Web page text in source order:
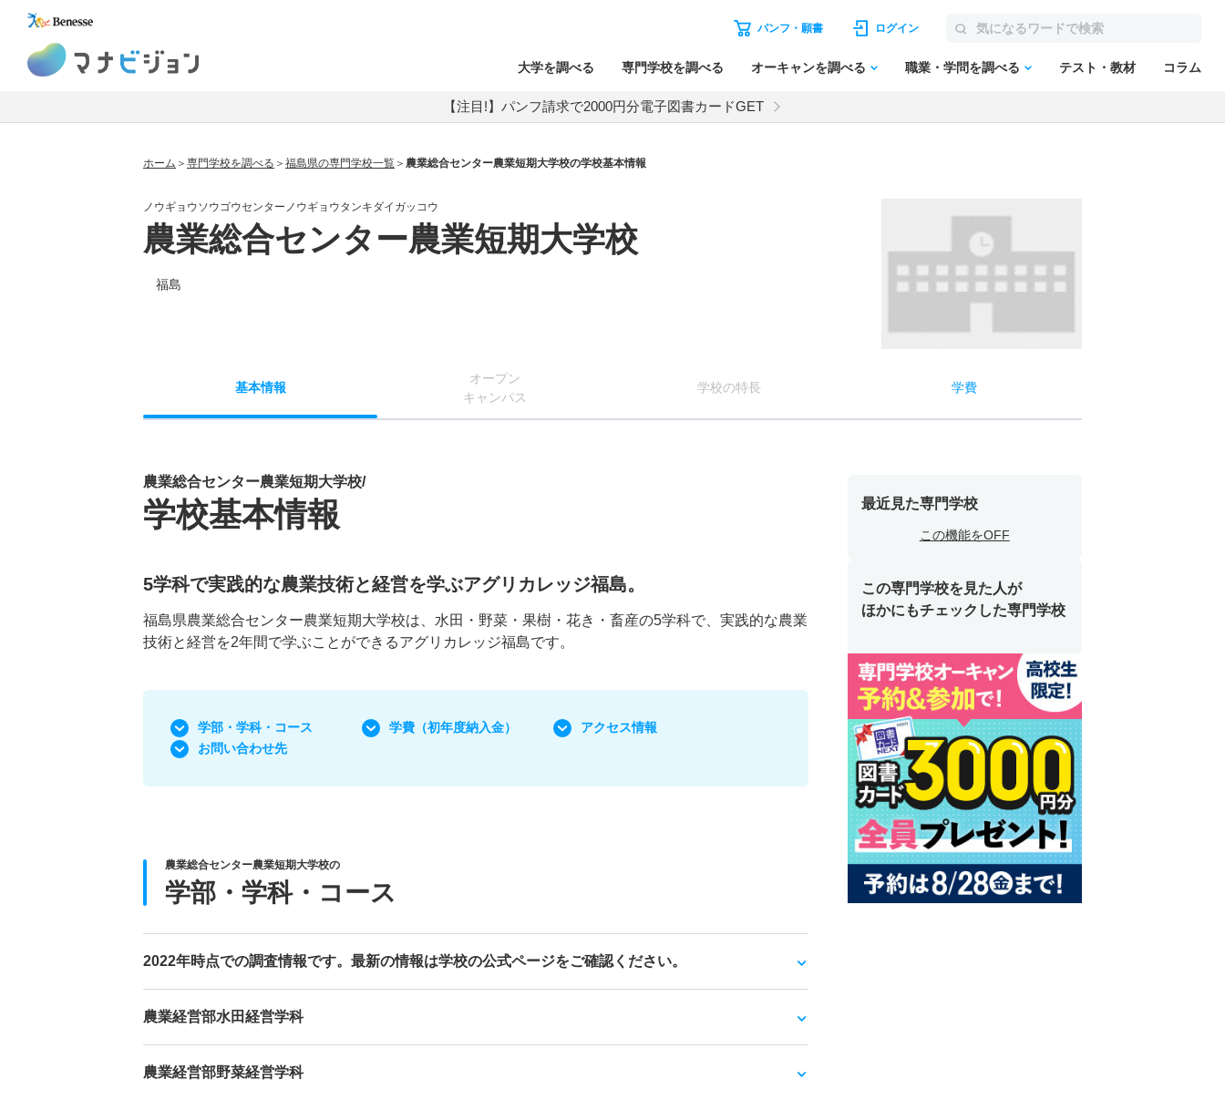
パンフ・願書 ログイン
大学を調べる 専門学校を調べる オーキャンを調べる 職業・学問を調べる テスト・教材 コラム
【注目!】パンフ請求で2000円分電子図書カードGET
ホーム 専門学校を調べる 福島県の専門学校一覧 農業総合センター農業短期大学校の学校基本情報
ノウギョウソウゴウセンターノウギョウタンキダイガッコウ
農業総合センター農業短期大学校
福島
基本情報
オープン
キャンパス
学校の特長 学費
農業総合センター農業短期大学校/
学校基本情報
5学科で実践的な農業技術と経営を学ぶアグリカレッジ福島。
福島県農業総合センター農業短期大学校は、水田・野菜・果樹・花き・畜産の5学科で、実践的な農業
技術と経営を2年間で学ぶことができるアグリカレッジ福島です。
学部・学科 ・コース 学費 （初年度納入金）
アクセス情報
お問い合わせ先
農業総合センター農業短期大学校の
学部・学科・コース
2022年時点での調査情報です。最新の情報は学校の公式ページをご確認ください。
農業経営部水田経営学科
農業経営部野菜経営学科
最近見た専門学校
この機能をOFF
この専門学校を見た人が
ほかにもチェックした専門学校